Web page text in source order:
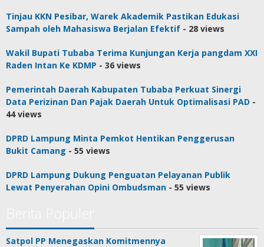
Tinjau KKN Pesibar, Warek Akademik Pastikan Edukasi
Sampah oleh Mahasiswa Berjalan Efektif - 28 views
Wakil Bupati Tubaba Terima Kunjungan Kerja pangdam XXI
Raden Intan Ke KDMP - 36 views
Pemerintah Daerah Kabupaten Tubaba Perkuat Sinergi
Data Perizinan Dan Pajak Daerah Untuk Optimalisasi PAD -
44 views
DPRD Lampung Minta Pemkot Hentikan Penggerusan
Bukit Camang - 55 views
DPRD Lampung Dukung Penguatan Pelayanan Publik
Lewat Penyerahan Opini Ombudsman - 55 views
Satpol PP Menegaskan Komitmennya